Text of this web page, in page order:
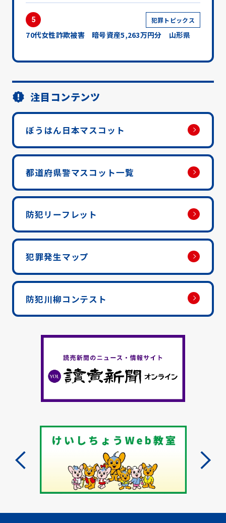
5 犯罪トピックス
70代女性詐欺被害 暗号資産5,263万円分 山形県
注目コンテンツ
ぼうはん日本マスコット
都道府県警マスコット一覧
防犯リーフレット
犯罪発生マップ
防犯川柳コンテスト